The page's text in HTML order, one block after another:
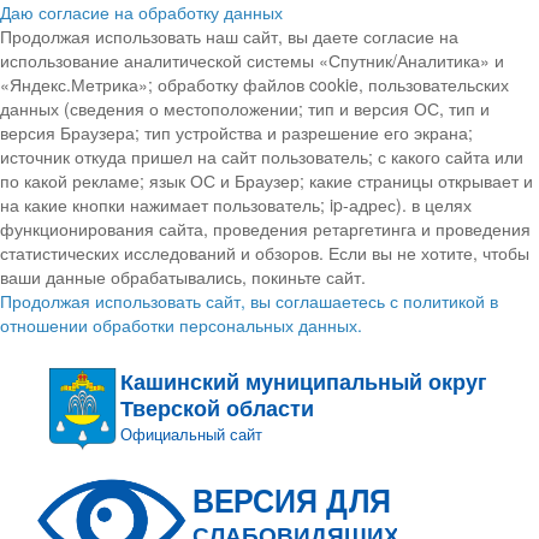
Даю согласие на обработку данных
Продолжая использовать наш сайт, вы даете согласие на
использование аналитической системы «Спутник/Аналитика» и
«Яндекс.Метрика»; обработку файлов cookie, пользовательских
данных (сведения о местоположении; тип и версия ОС, тип и
версия Браузера; тип устройства и разрешение его экрана;
источник откуда пришел на сайт пользователь; с какого сайта или
по какой рекламе; язык ОС и Браузер; какие страницы открывает и
на какие кнопки нажимает пользователь; ip-адрес). в целях
функционирования сайта, проведения ретаргетинга и проведения
статистических исследований и обзоров. Если вы не хотите, чтобы
ваши данные обрабатывались, покиньте сайт.
Продолжая использовать сайт, вы соглашаетесь с политикой в
отношении обработки персональных данных.